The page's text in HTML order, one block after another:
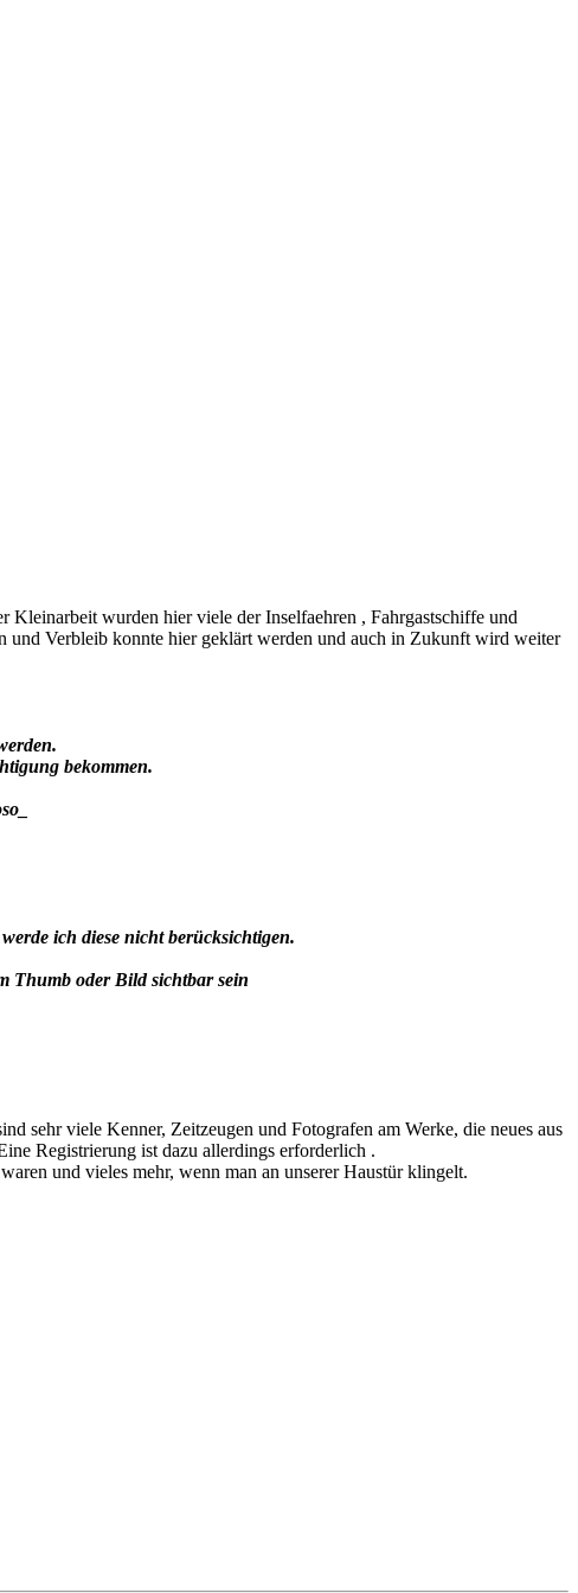
Kleinarbeit wurden hier viele der Inselfaehren , Fahrgastschiffe und
und Verbleib konnte hier geklärt werden und auch in Zukunft wird weiter
bekommen.
ich diese nicht berücksichtigen.
Thumb oder Bild sichtbar sein
sehr viele Kenner, Zeitzeugen und Fotografen am Werke, die neues aus
Registrierung ist dazu allerdings erforderlich .
und vieles mehr, wenn man an unserer Haustür klingelt.